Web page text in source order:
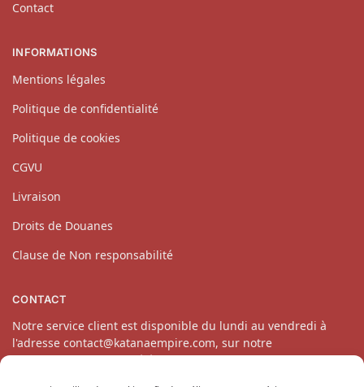
Contact
INFORMATIONS
Mentions légales
Politique de confidentialité
Politique de cookies
CGVU
Livraison
Droits de Douanes
Clause de Non responsabilité
CONTACT
Notre service client est disponible du lundi au vendredi à
l'adresse contact@katanaempire.com, sur notre
page contact ou par téléphone au 06 10 14 34 64.